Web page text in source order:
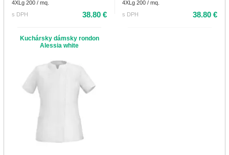
4XLg 200 / mq.
s DPH
38.80 €
4XLg 200 / mq.
s DPH
38.80 €
Kuchársky dámsky rondon
Alessia white